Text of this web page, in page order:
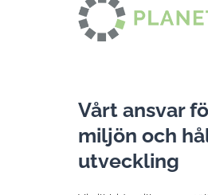
Vårt ansvar
miljön och
utveckling